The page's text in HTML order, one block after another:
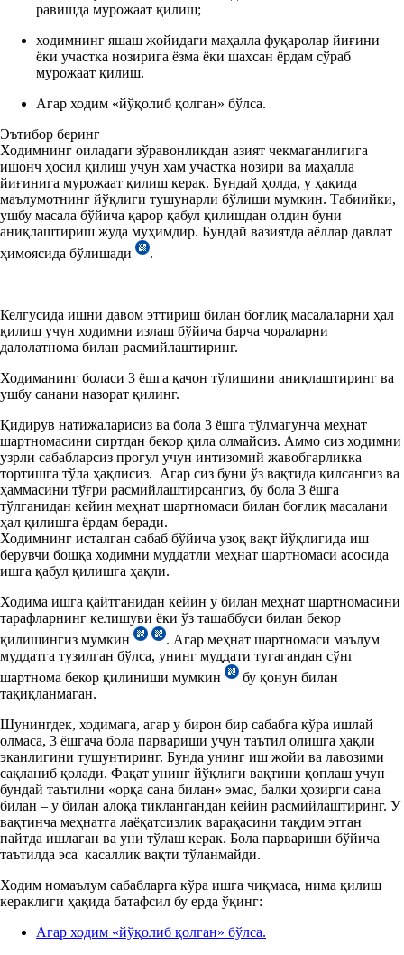
равишда мурожаат қилиш;
ходимнинг яшаш жойидаги маҳалла фуқаролар йиғини
ёки участка нозирига ёзма ёки шахсан ёрдам сўраб
мурожаат қилиш.
Агар ходим «йўқолиб қолган» бўлса.
Эътибор беринг
Ходимнинг оиладаги зўравонликдан азият чекмаганлигига
ишонч ҳосил қилиш учун ҳам участка нозири ва маҳалла
йиғинига мурожаат қилиш керак. Бундай ҳолда, у ҳақида
маълумотнинг йўқлиги тушунарли бўлиши мумкин. Табиийки,
ушбу масала бўйича қарор қабул қилишдан олдин буни
аниқлаштириш жуда муҳимдир. Бундай вазиятда аёллар давлат
ҳимоясида бўлишади
.
Келгусида ишни давом эттириш билан боғлиқ масалаларни ҳал
қилиш учун ходимни излаш бўйича барча чораларни
далолатнома билан расмийлаштиринг.
Ходиманинг боласи 3 ёшга қачон тўлишини аниқлаштиринг ва
ушбу санани назорат қилинг.
Қидирув натижаларисиз ва бола 3 ёшга тўлмагунча меҳнат
шартномасини сиртдан бекор қила олмайсиз. Аммо сиз ходимни
узрли сабабларсиз прогул учун интизомий жавобгарликка
тортишга тўла ҳақлисиз. Агар сиз буни ўз вақтида қилсангиз ва
ҳаммасини тўғри расмийлаштирсангиз, бу бола 3 ёшга
тўлганидан кейин меҳнат шартномаси билан боғлиқ масалани
ҳал қилишга ёрдам беради.
Ходимнинг исталган сабаб бўйича узоқ вақт йўқлигида иш
берувчи бошқа ходимни муддатли меҳнат шартномаси асосида
ишга қабул қилишга ҳақли.
Ходима ишга қайтганидан кейин у билан меҳнат шартномасини
тарафларнинг келишуви ёки ўз ташаббуси билан бекор
қилишингиз мумкин
. Агар меҳнат шартномаси маълум
муддатга тузилган бўлса, унинг муддати тугагандан сўнг
шартнома бекор қилиниши мумкин
бу қонун билан
тақиқланмаган.
Шунингдек, ходимага, агар у бирон бир сабабга кўра ишлай
олмаса, 3 ёшгача бола парвариши учун таътил олишга ҳақли
эканлигини тушунтиринг. Бунда унинг иш жойи ва лавозими
сақланиб қолади. Фақат унинг йўқлиги вақтини қоплаш учун
бундай таътилни «орқа сана билан» эмас, балки ҳозирги сана
билан – у билан алоқа тиклангандан кейин расмийлаштиринг. У
вақтинча меҳнатга лаёқатсизлик варақасини тақдим этган
пайтда ишлаган ва уни тўлаш керак. Бола парвариши бўйича
таътилда эса касаллик вақти тўланмайди.
Ходим номаълум сабабларга кўра ишга чиқмаса, нима қилиш
кераклиги ҳақида батафсил бу ерда ўқинг:
Агар ходим «йўқолиб қолган» бўлса.